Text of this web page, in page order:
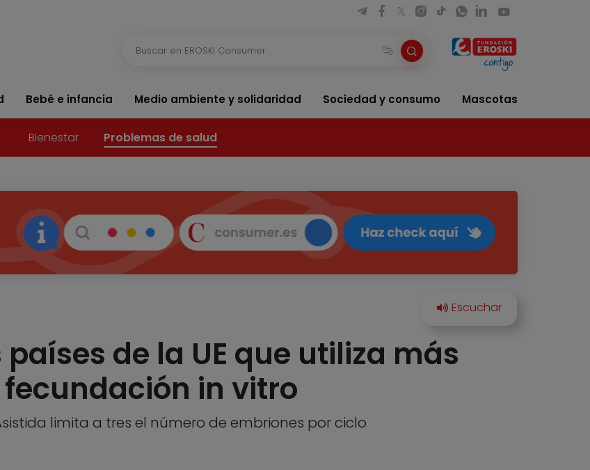
Bebé e infancia Medio ambiente y solidaridad Sociedad y consumo Mascotas
Bienestar Problemas de salud
de la UE que utiliza más
in vitro
limita a tres el número de embriones por ciclo